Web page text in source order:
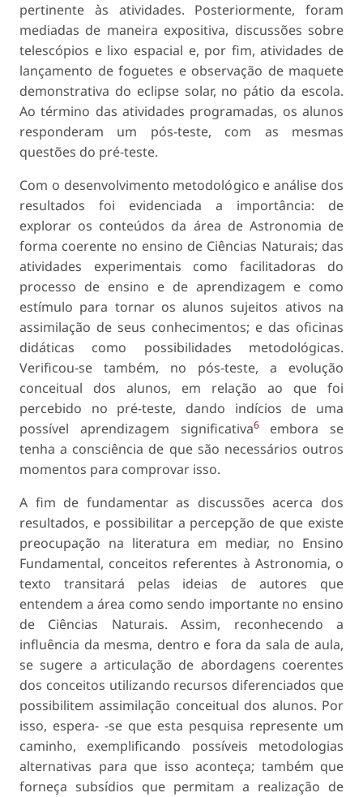
pertinente às atividades. Posteriormente, foram
mediadas de maneira expositiva, discussões sobre
telescópios e lixo espacial e, por fim, atividades de
lançamento de foguetes e observação de maquete
demonstrativa do eclipse solar, no pátio da escola.
Ao término das atividades programadas, os alunos
responderam um pós-teste, com as mesmas
questões do pré-teste.
Com o desenvolvimento metodológico e análise dos
resultados foi evidenciada a importância: de
explorar os conteúdos da área de Astronomia de
forma coerente no ensino de Ciências Naturais; das
atividades experimentais como facilitadoras do
processo de ensino e de aprendizagem e como
estímulo para tornar os alunos sujeitos ativos na
assimilação de seus conhecimentos; e das oficinas
didáticas como possibilidades metodológicas.
Verificou-se também, no pós-teste, a evolução
conceitual dos alunos, em relação ao que foi
percebido no pré-teste, dando indícios de uma
possível aprendizagem significativa6embora se
tenha a consciência de que são necessários outros
momentos para comprovar isso.
A fim de fundamentar as discussões acerca dos
resultados, e possibilitar a percepção de que existe
preocupação na literatura em mediar, no Ensino
Fundamental, conceitos referentes à Astronomia, o
texto transitará pelas ideias de autores que
entendem a área como sendo importante no ensino
de Ciências Naturais. Assim, reconhecendo a
influência da mesma, dentro e fora da sala de aula,
se sugere a articulação de abordagens coerentes
dos conceitos utilizando recursos diferenciados que
possibilitem assimilação conceitual dos alunos. Por
isso, espera- -se que esta pesquisa represente um
caminho, exemplificando possíveis metodologias
alternativas para que isso aconteça; também que
forneça subsídios que permitam a realização de